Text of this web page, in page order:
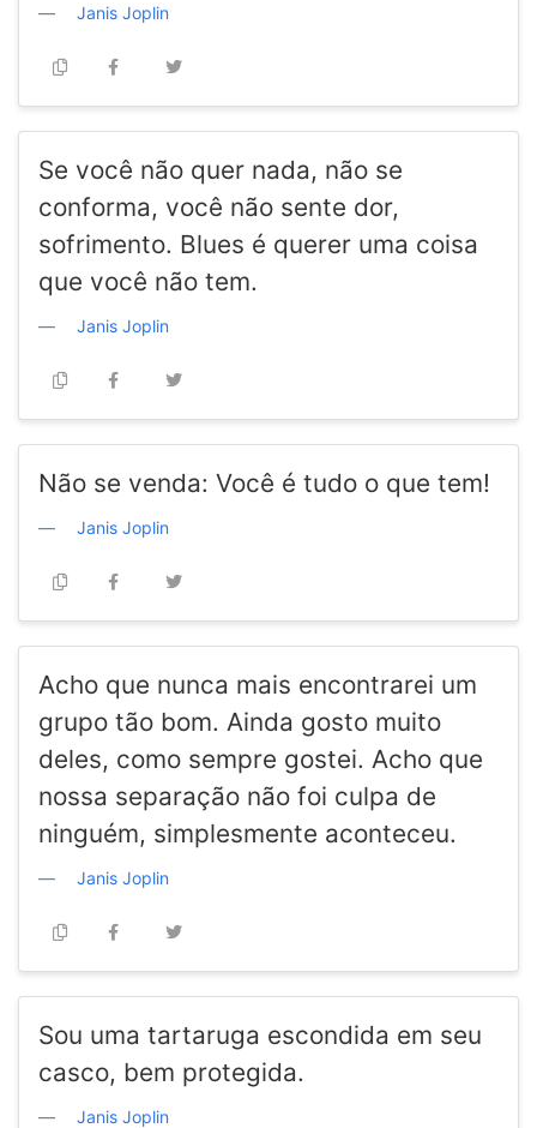
Janis Joplin
Se você não quer nada, não se
conforma, você não sente dor,
sofrimento. Blues é querer uma coisa
que você não tem.
Janis Joplin
Não se venda: Você é tudo o que tem!
Janis Joplin
Acho que nunca mais encontrarei um
grupo tão bom. Ainda gosto muito
deles, como sempre gostei. Acho que
nossa separação não foi culpa de
ninguém, simplesmente aconteceu.
Janis Joplin
Sou uma tartaruga escondida em seu
casco, bem protegida.
Janis Joplin